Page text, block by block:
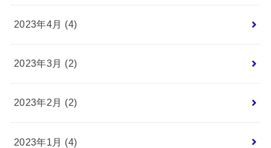
2023年4月 (4)
2023年3月 (2)
2023年2月 (2)
2023年1月 (4)